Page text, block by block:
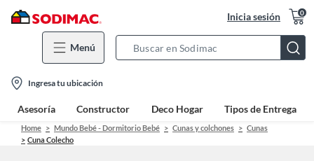
Inicia sesión 0
Menú
Bar
location-
icon
Ingresa tu ubicación
Asesoría Constructor Deco Hogar Tipos de Entrega
Home Mundo Bebé - Dormitorio Bebé Cunas y colchones
Cunas
Cuna Colecho